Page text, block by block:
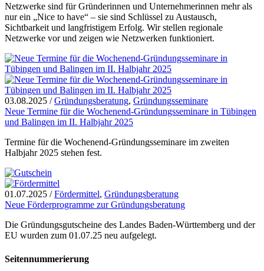
Netzwerke sind für Gründerinnen und Unternehmerinnen mehr als
nur ein „Nice to have“ – sie sind Schlüssel zu Austausch,
Sichtbarkeit und langfristigem Erfolg. Wir stellen regionale
Netzwerke vor und zeigen wie Netzwerken funktioniert.
03.08.2025 /Gründungsberatung, Gründungsseminare
Neue Termine für die Wochenend-Gründungsseminare in Tübingen
und Balingen im II. Halbjahr 2025
Termine für die Wochenend-Gründungsseminare im zweiten
Halbjahr 2025 stehen fest.
01.07.2025 /Fördermittel, Gründungsberatung
Neue Förderprogramme zur Gründungsberatung
Die Gründungsgutscheine des Landes Baden-Württemberg und der
EU wurden zum 01.07.25 neu aufgelegt.
Seitennummerierung